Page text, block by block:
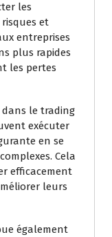
les
et
entreprises
plus rapides
les pertes
dans le trading
exécuter
en se
Cela
efficacement
leurs
également